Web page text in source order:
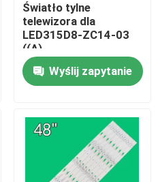
Światło tylne
telewizora dla
LED315D8-ZC14-03
((A)
315D3503V1W4C1BX2-
55917M
30331509207
Wyślij zapytanie